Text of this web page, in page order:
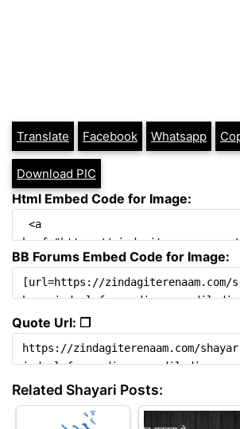
Translate Facebook Whatsapp
Download PIC
Html Embed Code for Image:
BB Forums Embed Code for Image:
Quote Url: ❐
Related Shayari Posts: